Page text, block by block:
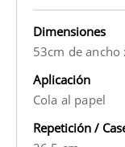
Dimensiones
53cm de
Aplicación
Cola al papel
Repetición /